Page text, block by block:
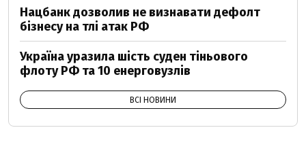
Нацбанк дозволив не визнавати дефолт
бізнесу на тлі атак РФ
Україна уразила шість суден тіньового
флоту РФ та 10 енерговузлів
ВСІ НОВИНИ